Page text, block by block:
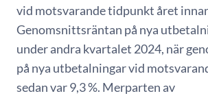
vid motsvarande tidpunkt året
Genomsnittsräntan på nya
under andra kvartalet 2024, när
på nya utbetalningar vid
sedan var 9,3 %. Merparten av